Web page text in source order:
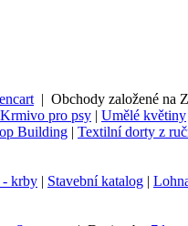
| Obchody založené na
Krmivo pro psy | Umělé květiny
Building | Textilní dorty z
- krby | Stavební katalog |